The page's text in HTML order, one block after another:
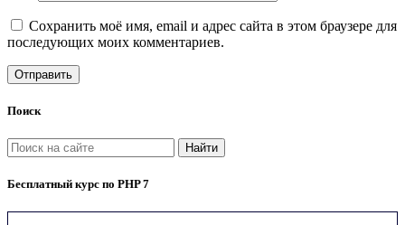
Сохранить моё имя, email и адрес сайта в этом браузере для
последующих моих комментариев.
Поиск
Найти
Бесплатный курс по PHP 7